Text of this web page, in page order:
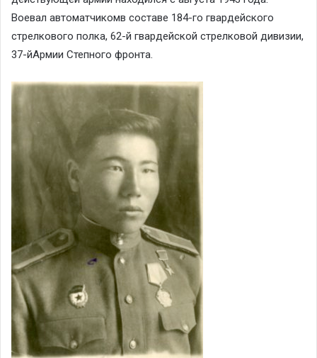
Воевал автоматчикомв составе 184-го гвардейского
стрелкового полка, 62-й гвардейской стрелковой дивизии,
37-йАрмии Степного фронта.